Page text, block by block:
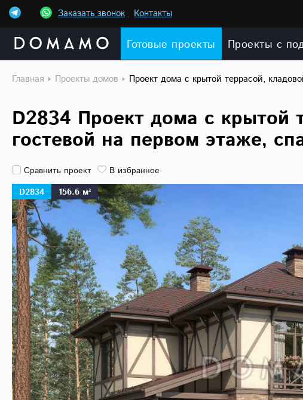
Заказать звонок Контакты
Готовые проекты Проекты с
Главная Проекты домов Проект дома с крытой террасой,
D2834 Проект дома с крытой
гостевой на первом этаже,
Сравнить проект В избранное
D2834
156.6 м²